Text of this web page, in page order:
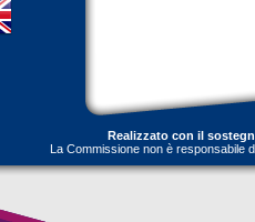
Realizzato con il
La Commissione non è responsabile